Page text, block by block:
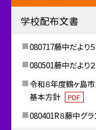
学校配布文書
080717藤中だより
080501藤中だより
令和８年度鶴ヶ島
基本方針
PDF
080401R８藤中グラ